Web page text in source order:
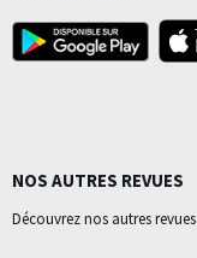
NOS AUTRES REVUES
Découvrez nos autres